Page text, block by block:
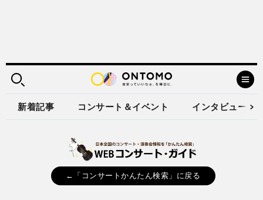
新着記事 コンサート＆イベント インタビュー
←「コンサートかんたん検索」に戻る